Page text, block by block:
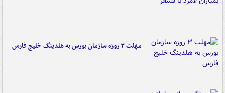
مهلت ۳ روزه سازمان بورس به هلدینگ خلیج فارس